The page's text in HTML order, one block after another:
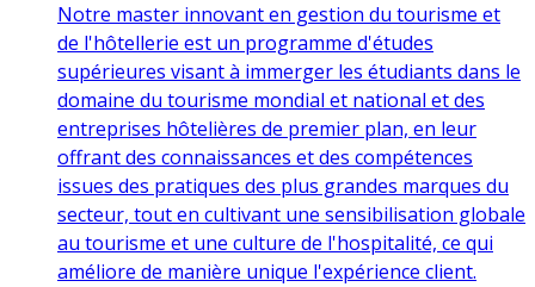
Notre master innovant en gestion du tourisme et
de l'hôtellerie est un programme d'études
supérieures visant à immerger les étudiants dans le
domaine du tourisme mondial et national et des
entreprises hôtelières de premier plan, en leur
offrant des connaissances et des compétences
issues des pratiques des plus grandes marques du
secteur, tout en cultivant une sensibilisation globale
au tourisme et une culture de l'hospitalité, ce qui
améliore de manière unique l'expérience client.